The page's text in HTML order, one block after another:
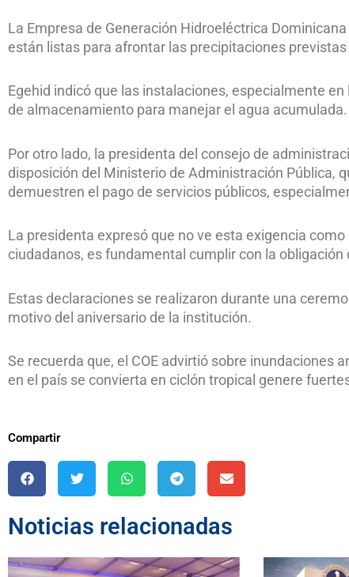
La Empresa de Generación Hidroeléctrica
están listas para afrontar las precipitaciones previstas
Egehid indicó que las instalaciones, especialmente
de almacenamiento para manejar el agua acumulada.
Por otro lado, la presidenta del consejo de
disposición del Ministerio de Administración Pública,
demuestren el pago de servicios públicos,
La presidenta expresó que no ve esta exigencia
ciudadanos, es fundamental cumplir con la
Estas declaraciones se realizaron durante una
motivo del aniversario de la institución.
Se recuerda que, el COE advirtió sobre inundaciones
en el país se convierta en ciclón tropical genere
Compartir
Noticias relacionadas